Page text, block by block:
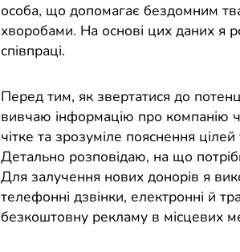
особа, що допомагає бездомним
хворобами. На основі цих даних я
співпраці.
Перед тим, як звертатися до
вивчаю інформацію про компанію
чітке та зрозуміле пояснення цілей
Детально розповідаю, на що
Для залучення нових донорів я
телефонні дзвінки, електронні й
безкоштовну рекламу в місцевих